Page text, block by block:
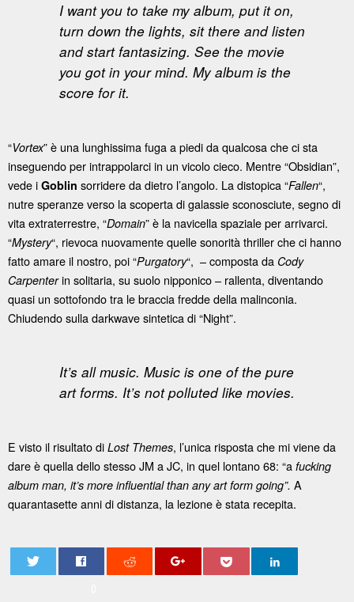
I want you to take my album, put it on,
turn down the lights, sit there and listen
and start fantasizing. See the movie
you got in your mind. My album is the
score for it.
“Vortex” è una lunghissima fuga a piedi da qualcosa che ci sta
inseguendo per intrappolarci in un vicolo cieco. Mentre “Obsidian”,
vede i Goblin sorridere da dietro l’angolo. La distopica “Fallen“,
nutre speranze verso la scoperta di galassie sconosciute, segno di
vita extraterrestre, “Domain” è la navicella spaziale per arrivarci.
“Mystery“, rievoca nuovamente quelle sonorità thriller che ci hanno
fatto amare il nostro, poi “Purgatory“, – composta da Cody
Carpenterin solitaria, su suolo nipponico – rallenta, diventando
quasi un sottofondo tra le braccia fredde della malinconia.
Chiudendo sulla darkwave sintetica di “Night”.
It’s all music. Music is one of the pure
art forms. It’s not polluted like movies.
E visto il risultato di Lost Themes, l’unica risposta che mi viene da
dare è quella dello stesso JM a JC, in quel lontano 68: “a fucking
album man, it’s more influential than any art form going”. A
quarantasette anni di distanza, la lezione è stata recepita.